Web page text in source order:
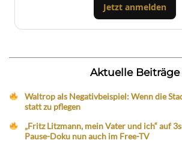
Jetzt anmelden
Aktuelle Beiträge
Waltrop als Negativbeispiel: Wenn die
statt zu pflegen
„Fritz Litzmann, mein Vater und ich“ auf
Pause-Doku nun auch im Free-TV